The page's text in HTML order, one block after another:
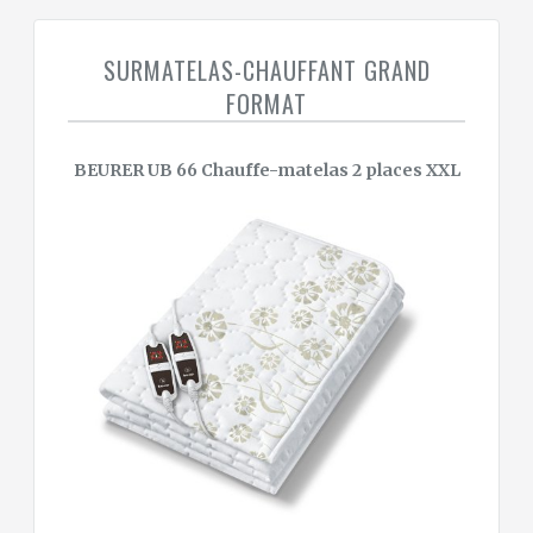
SURMATELAS-CHAUFFANT GRAND
FORMAT
BEURER UB 66 Chauffe-matelas 2 places XXL